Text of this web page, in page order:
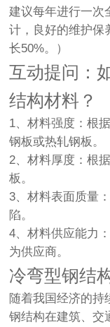
建议每年进行一次
计，良好的维护保
长50%。）
互动提问：
结构材料？
1、材料强度：根
钢板或热轧钢板。
2、材料厚度：根
板。
3、材料表面质量
陷。
4、材料供应能力
为供应商。
冷弯型钢结
随着我国经济的持
钢结构在建筑、交